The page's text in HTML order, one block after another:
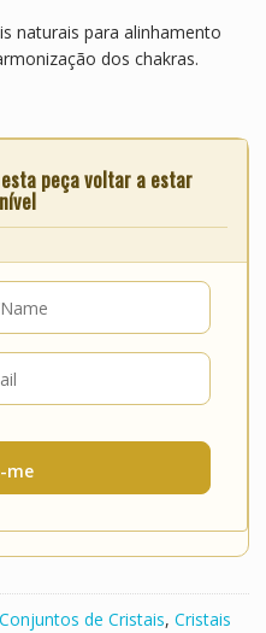
naturais para alinhamento
dos chakras.
peça voltar a estar
me
Conjuntos de Cristais, Cristais